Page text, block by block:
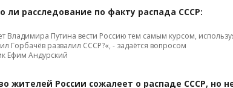
ли расследование по факту распада СССР:
Владимира Путина вести Россию тем самым курсом,
Горбачёв развалил СССР?«, - задаётся вопросом
Ефим Андурский
жителей России сожалеет о распаде СССР, но